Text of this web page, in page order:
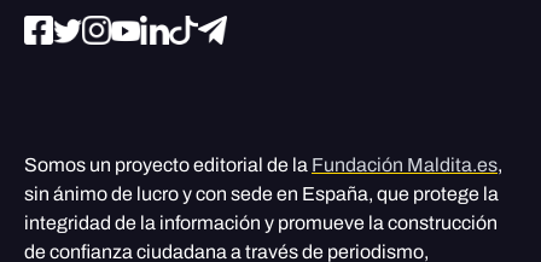
Somos un proyecto editorial de la Fundación Maldita.es,
sin ánimo de lucro y con sede en España, que protege la
integridad de la información y promueve la construcción
de confianza ciudadana a través de periodismo,